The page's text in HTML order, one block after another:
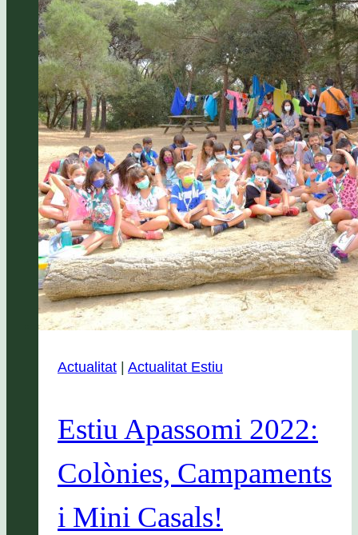
Actualitat | Actualitat Estiu
Estiu Apassomi 2022:
Colònies, Campaments
i Mini Casals!